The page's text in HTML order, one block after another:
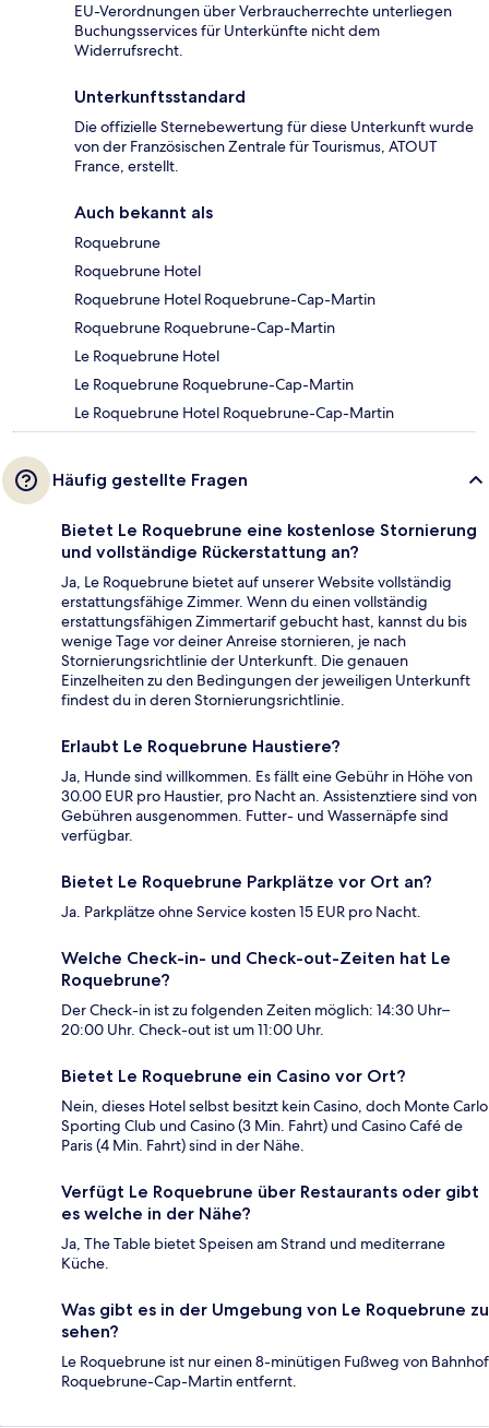
EU-Verordnungen über Verbraucherrechte unterliegen
Buchungsservices für Unterkünfte nicht dem
Widerrufsrecht.
Unterkunftsstandard
Die offizielle Sternebewertung für diese Unterkunft wurde
von der Französischen Zentrale für Tourismus, ATOUT
France, erstellt.
Auch bekannt als
Roquebrune
Roquebrune Hotel
Roquebrune Hotel Roquebrune-Cap-Martin
Roquebrune Roquebrune-Cap-Martin
Le Roquebrune Hotel
Le Roquebrune Roquebrune-Cap-Martin
Le Roquebrune Hotel Roquebrune-Cap-Martin
Häufig gestellte Fragen
Bietet Le Roquebrune eine kostenlose Stornierung
und vollständige Rückerstattung an?
Ja, Le Roquebrune bietet auf unserer Website vollständig
erstattungsfähige Zimmer. Wenn du einen vollständig
erstattungsfähigen Zimmertarif gebucht hast, kannst du bis
wenige Tage vor deiner Anreise stornieren, je nach
Stornierungsrichtlinie der Unterkunft. Die genauen
Einzelheiten zu den Bedingungen der jeweiligen Unterkunft
findest du in deren Stornierungsrichtlinie.
Erlaubt Le Roquebrune Haustiere?
Ja, Hunde sind willkommen. Es fällt eine Gebühr in Höhe von
30.00 EUR pro Haustier, pro Nacht an. Assistenztiere sind von
Gebühren ausgenommen. Futter- und Wassernäpfe sind
verfügbar.
Bietet Le Roquebrune Parkplätze vor Ort an?
Ja. Parkplätze ohne Service kosten 15 EUR pro Nacht.
Welche Check-in- und Check-out-Zeiten hat Le
Roquebrune?
Der Check-in ist zu folgenden Zeiten möglich: 14:30 Uhr–
20:00 Uhr. Check-out ist um 11:00 Uhr.
Bietet Le Roquebrune ein Casino vor Ort?
Nein, dieses Hotel selbst besitzt kein Casino, doch Monte Carlo
Sporting Club und Casino (3 Min. Fahrt) und Casino Café de
Paris (4 Min. Fahrt) sind in der Nähe.
Verfügt Le Roquebrune über Restaurants oder gibt
es welche in der Nähe?
Ja, The Table bietet Speisen am Strand und mediterrane
Küche.
Was gibt es in der Umgebung von Le Roquebrune zu
sehen?
Le Roquebrune ist nur einen 8-minütigen Fußweg von Bahnhof
Roquebrune-Cap-Martin entfernt.